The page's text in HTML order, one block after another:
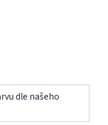
dle našeho